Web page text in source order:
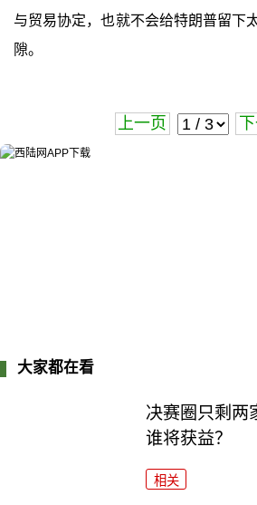
与贸易协定，也就不会给特朗普留下
隙。
上一页
大家都在看
决赛圈只剩两
谁将获益？
相关